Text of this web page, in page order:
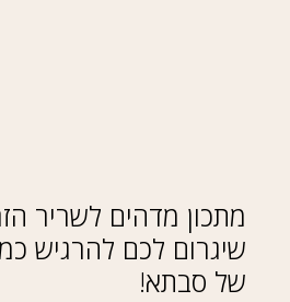
מתכון מדהים לשריר
שיגרום לכם להרגיש
של סבתא!